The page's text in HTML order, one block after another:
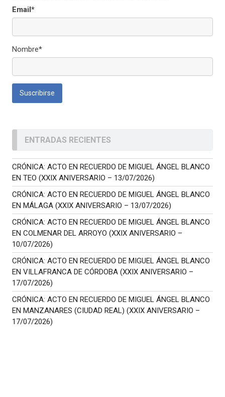
Email*
Nombre*
ENTRADAS RECIENTES
CRÓNICA: ACTO EN RECUERDO DE MIGUEL ÁNGEL BLANCO
EN TEO (XXIX ANIVERSARIO – 13/07/2026)
CRÓNICA: ACTO EN RECUERDO DE MIGUEL ÁNGEL BLANCO
EN MÁLAGA (XXIX ANIVERSARIO – 13/07/2026)
CRÓNICA: ACTO EN RECUERDO DE MIGUEL ÁNGEL BLANCO
EN COLMENAR DEL ARROYO (XXIX ANIVERSARIO –
10/07/2026)
CRÓNICA: ACTO EN RECUERDO DE MIGUEL ÁNGEL BLANCO
EN VILLAFRANCA DE CÓRDOBA (XXIX ANIVERSARIO –
17/07/2026)
CRÓNICA: ACTO EN RECUERDO DE MIGUEL ÁNGEL BLANCO
EN MANZANARES (CIUDAD REAL) (XXIX ANIVERSARIO –
17/07/2026)